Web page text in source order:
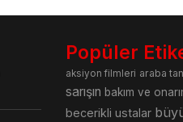
Popüler
aksiyon filmleri araba
sarışın bakım ve
becerikli ustalar